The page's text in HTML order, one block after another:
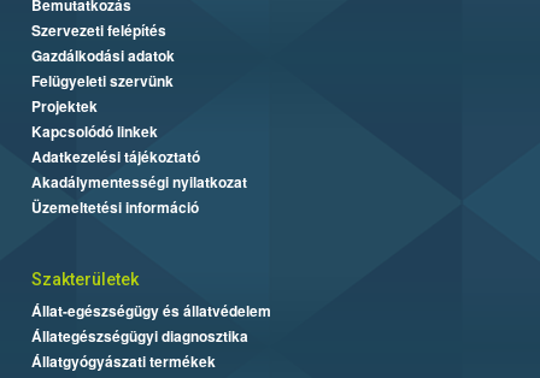
Bemutatkozás
Szervezeti felépítés
Gazdálkodási adatok
Felügyeleti szervünk
Projektek
Kapcsolódó linkek
Adatkezelési tájékoztató
Akadálymentességi nyilatkozat
Üzemeltetési információ
Szakterületek
Állat-egészségügy és állatvédelem
Állategészségügyi diagnosztika
Állatgyógyászati termékek